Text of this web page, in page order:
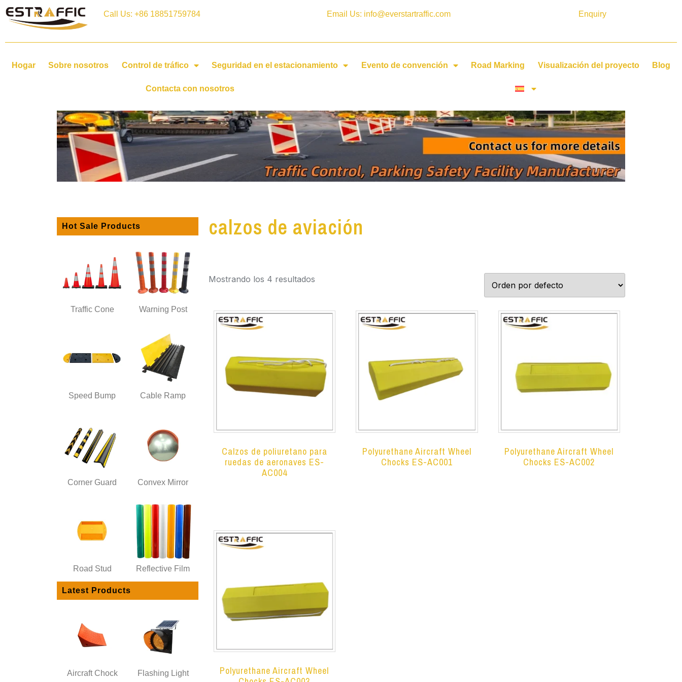
Call Us: +86 18851759784 Email Us: info@everstartraffic.com Enquiry
Hogar Sobre nosotros Control de tráfico Seguridad en el estacionamiento Evento de convención Road Marking Visualización del proyecto Blog
Contacta con nosotros
Hot Sale Products
Traffic Cone
Speed Bump
Warning Post
Cable Ramp
Corner Guard Convex Mirror
Road Stud Reflective Film
Latest Products
Aircraft Chock Flashing Light
calzos de aviación
Mostrando los 4 resultados
Calzos de poliuretano para
ruedas de aeronaves ES-
AC004
Polyurethane Aircraft Wheel
Chocks ES-AC001
Polyurethane Aircraft Wheel
Chocks ES-AC002
Polyurethane Aircraft Wheel